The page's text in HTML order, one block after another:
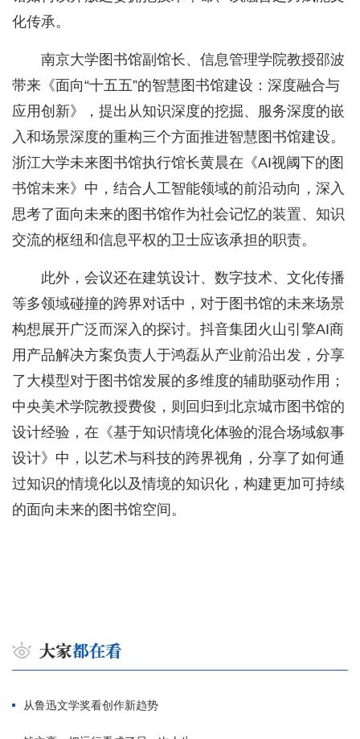
化传承。
南京大学图书馆副馆长、信息管理学院教授邵波
带来《面向“十五五”的智慧图书馆建设：深度融合与
应用创新》，提出从知识深度的挖掘、服务深度的嵌
入和场景深度的重构三个方面推进智慧图书馆建设。
浙江大学未来图书馆执行馆长黄晨在《AI视阈下的图
书馆未来》中，结合人工智能领域的前沿动向，深入
思考了面向未来的图书馆作为社会记忆的装置、知识
交流的枢纽和信息平权的卫士应该承担的职责。
此外，会议还在建筑设计、数字技术、文化传播
等多领域碰撞的跨界对话中，对于图书馆的未来场景
构想展开广泛而深入的探讨。抖音集团火山引擎AI商
用产品解决方案负责人于鸿磊从产业前沿出发，分享
了大模型对于图书馆发展的多维度的辅助驱动作用；
中央美术学院教授费俊，则回归到北京城市图书馆的
设计经验，在《基于知识情境化体验的混合场域叙事
设计》中，以艺术与科技的跨界视角，分享了如何通
过知识的情境化以及情境的知识化，构建更加可持续
的面向未来的图书馆空间。
从鲁迅文学奖看创作新趋势